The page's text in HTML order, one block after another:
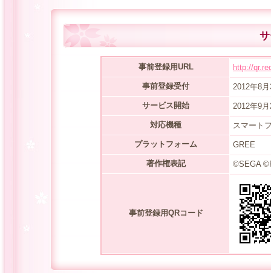
事前登録用URL http://
事前登録受付 2012年8
サービス開始 2012年9
対応機種 スマート
プラットフォーム GREE
著作権表記 ©SEGA
事前登録用QRコード